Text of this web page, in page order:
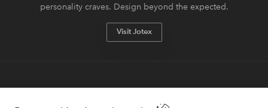
personality craves. Design beyond the expected.
Visit Jotex